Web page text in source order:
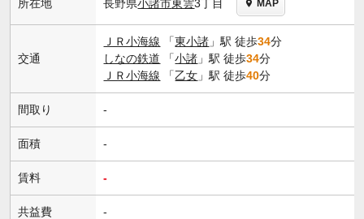
所在地 長野県小諸市東雲3丁目 MAP
交通
ＪＲ小海線 「東小諸 」駅 徒歩34分
しなの鉄道 「小諸 」駅 徒歩34分
ＪＲ小海線 「乙女 」駅 徒歩40分
間取り -
面積 -
賃料 -
共益費 -